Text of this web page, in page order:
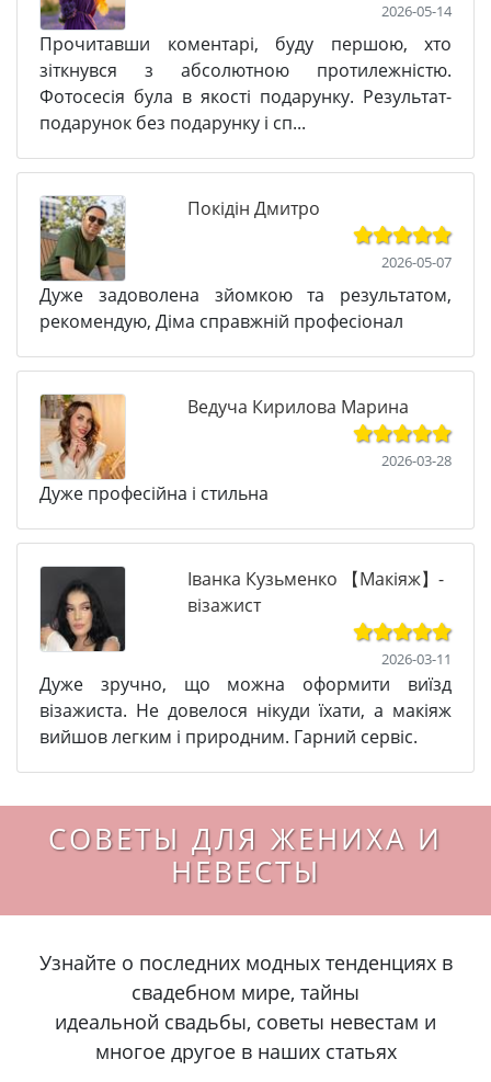
2026-05-14
Прочитавши коментарі, буду першою, хто
зіткнувся з абсолютною протилежністю.
Фотосесія була в якості подарунку. Результат-
подарунок без подарунку і сп...
Покідін Дмитро
2026-05-07
Дуже задоволена зйомкою та результатом,
рекомендую, Діма справжній професіонал
Ведуча Кирилова Марина
2026-03-28
Дуже професійна і стильна
Іванка Кузьменко 【Макіяж】-
візажист
2026-03-11
Дуже зручно, що можна оформити виїзд
візажиста. Не довелося нікуди їхати, а макіяж
вийшов легким і природним. Гарний сервіс.
СОВЕТЫ ДЛЯ ЖЕНИХА И
НЕВЕСТЫ
Узнайте о последних модных тенденциях в
свадебном мире, тайны
идеальной свадьбы, советы невестам и
многое другое в наших статьях